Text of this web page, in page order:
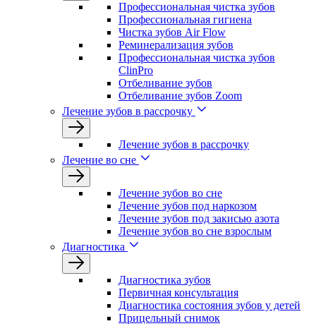
Профессиональная чистка зубов
Профессиональная гигиена
Чистка зубов Air Flow
Реминерализация зубов
Профессиональная чистка зубов
ClinPro
Отбеливание зубов
Отбеливание зубов Zoom
Лечение зубов в рассрочку
Лечение зубов в рассрочку
Лечение во сне
Лечение зубов во сне
Лечение зубов под наркозом
Лечение зубов под закисью азота
Лечение зубов во сне взрослым
Диагностика
Диагностика зубов
Первичная консультация
Диагностика состояния зубов у детей
Прицельный снимок